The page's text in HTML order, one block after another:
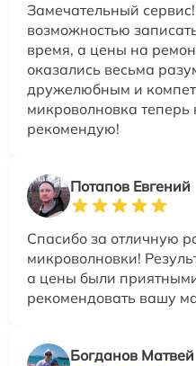
Замечательный
возможностью
время, а цены на
оказались весьма
дружелюбным и
микроволновка теперь
рекомендую!
Потапов Евгений
Спасибо за отличную
микроволновки!
а цены были
рекомендовать вашу
Богданов Матвей